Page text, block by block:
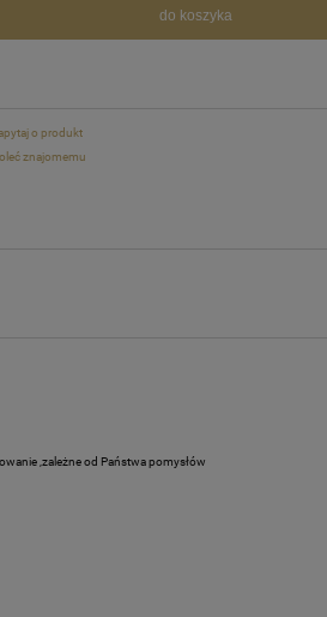
do koszyka
o produkt
znajomemu
,zależne od Państwa pomysłów